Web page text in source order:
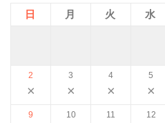
日 月 火 水
2
×
3
×
4
×
5
×
9 10 11 12